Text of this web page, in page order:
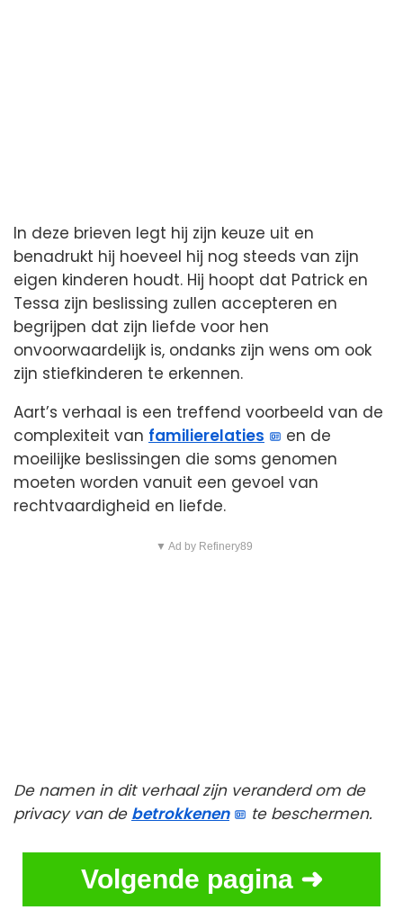
In deze brieven legt hij zijn keuze uit en
benadrukt hij hoeveel hij nog steeds van zijn
eigen kinderen houdt. Hij hoopt dat Patrick en
Tessa zijn beslissing zullen accepteren en
begrijpen dat zijn liefde voor hen
onvoorwaardelijk is, ondanks zijn wens om ook
zijn stiefkinderen te erkennen.
Aart’s verhaal is een treffend voorbeeld van de
complexiteit van familierelaties
en de
moeilijke beslissingen die soms genomen
moeten worden vanuit een gevoel van
rechtvaardigheid en liefde.
▼ Ad by Refinery89
De namen in dit verhaal zijn veranderd om de
privacy van de betrokkenen te beschermen.
Volgende pagina ➜